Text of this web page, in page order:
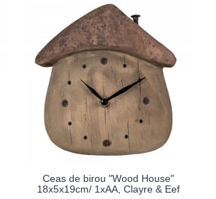
Ceas de birou "Wood House"
18x5x19cm/ 1xAA, Clayre & Eef